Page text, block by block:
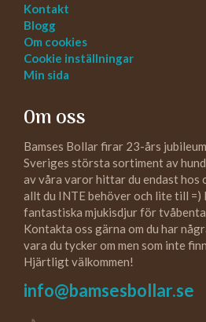
Kontakt
Blogg
Om cookies
Cookie inställningar
Min sida
Om oss
Bamses Bollar firar 23-års
Sveriges största sortiment av
av våra varor hittar du endast hos
allt du INTE behöver och lite till =)
fantastiska mjukisdjur för
Kontakta oss gärna om du har
vara du tycker om men som inte
Hjärtligt välkommen!
info@bamsesbollar.se